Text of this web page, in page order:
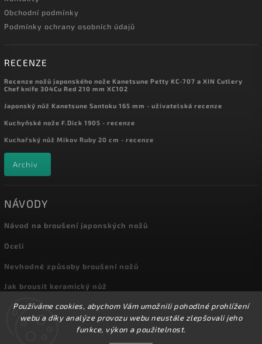
Používáme cookies, abychom Vám umožnili pohodlné prohlížení
webu a díky analýze provozu webu neustále zlepšovali jeho
funkce, výkon a použitelnost.
Obchodní podmínky
Podmínky ochrany osobních údajů
RECENZE
Recenze nožů japonského nože Kanetsune Petty KC-707 a XIN Cutlery
Chef knife 304Cu Red 210 mm XC102
Japonský nůž Kanetsune Santoku 165 mm - uživatelská recenze
Kuchyňské nože F.Dick 1905 - recenze
Kuchařský nůž Mikov Ruby 20 cm - recenze
Archiv
NÁVODY
Návod na broušení japonských nožů
Oceli
Nevhodné způsoby broušení nožů
Jak brousit keramický nůž
Archiv